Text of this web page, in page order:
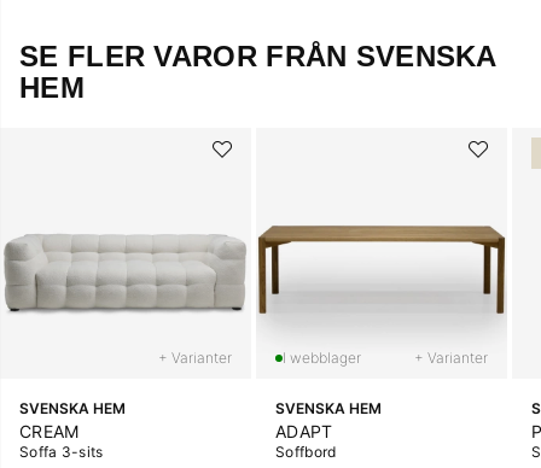
SE FLER VAROR FRÅN SVENSKA
HEM
+ Varianter
SVENSKA HEM
CREAM
Soffa 3-sits
+ Varianter
SVENSKA HEM
ADAPT
Soffbord